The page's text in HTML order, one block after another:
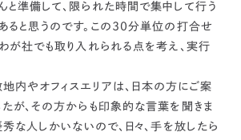
と準備して、限られた時間で集中して行う
と思うのです。 この30分単位の打合せ
が社でも取り入れられる点を考え、実行
内やオフィスエリアは、日本の方にご案
が、その方からも印象的な言葉を聞きま
秀な人しかいないので、日々、手を放したら